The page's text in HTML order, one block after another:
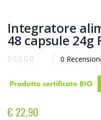
Integratore
48 capsule 24g
0
€ 22,90